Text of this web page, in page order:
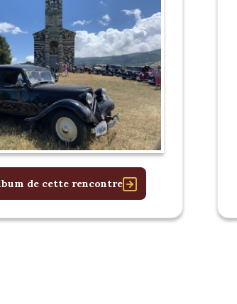
de cette rencontre